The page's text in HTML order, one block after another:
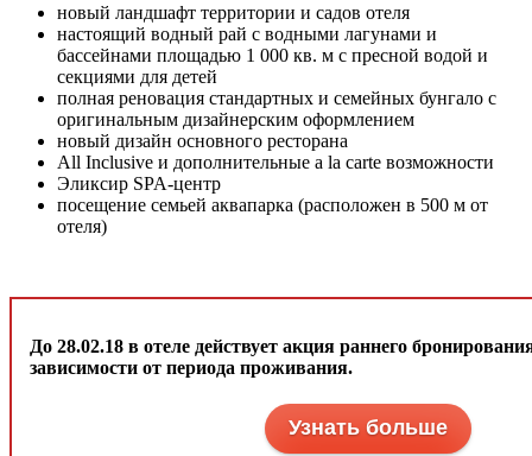
новый ландшафт территории и садов отеля
настоящий водный рай с водными лагунами и
бассейнами площадью 1 000 кв. м с пресной водой и
секциями для детей
полная реновация стандартных и семейных бунгало с
оригинальным дизайнерским оформлением
новый дизайн основного ресторана
All Inclusive и дополнительные a la carte возможности
Эликсир SPA-центр
посещение семьей аквапарка (расположен в 500 м от
отеля)
До 28.02.18 в отеле действует акция раннего
зависимости от периода проживания.
Узнать больше